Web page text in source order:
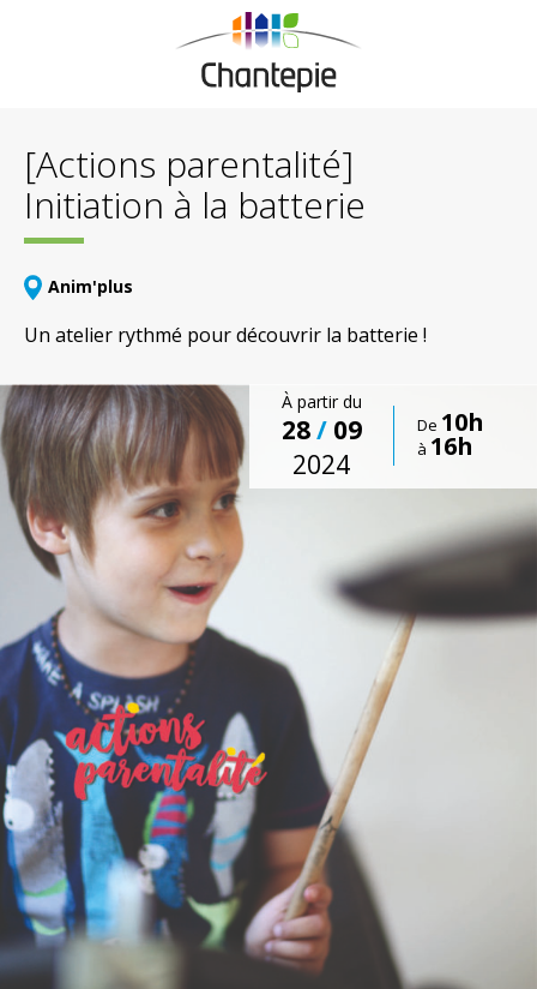
[Actions parentalité]
Initiation à la batterie
Anim'plus
Un atelier rythmé pour découvrir la batterie !
À partir du
28/ 09
2024
De 10h
à 16h